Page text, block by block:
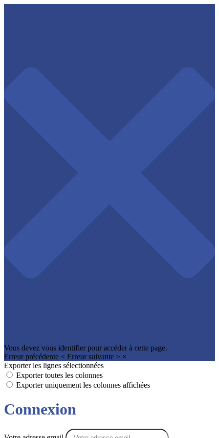
Vous devez vous identifier pour accéder à cette page.
Erreur précédente < Erreur suivante > ×
Exporter les lignes sélectionnées
Exporter toutes les colonnes
Exporter uniquement les colonnes affichées
Connexion